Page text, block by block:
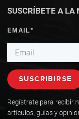
SUSCRÍBETE A LA
Regístrate para recibir
artículos, guías y